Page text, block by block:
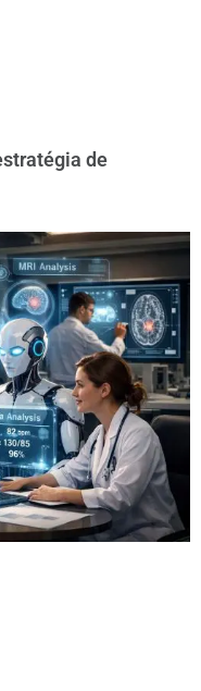
de